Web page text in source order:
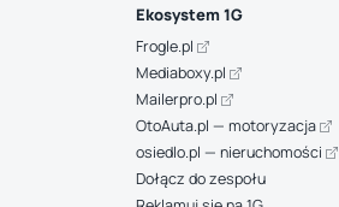
Ekosystem 1G
Frogle.pl
Mediaboxy.pl
Mailerpro.pl
OtoAuta.pl — motoryzacja
osiedlo.pl — nieruchomości
Dołącz do zespołu